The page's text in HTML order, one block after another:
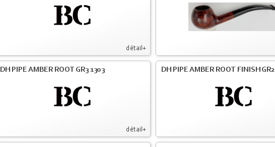
détail+
détail+
DH PIPE AMBER ROOT GR3 1303 DH PIPE AMBER ROOT FINISH GR2